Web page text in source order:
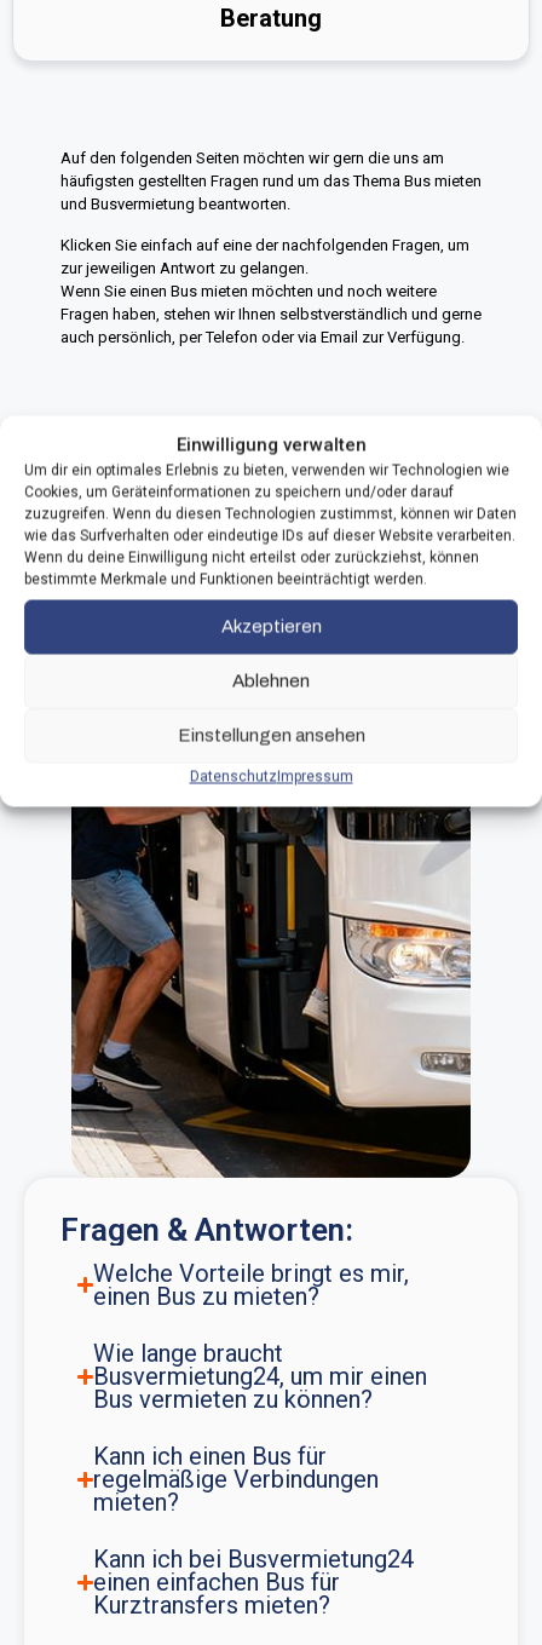
Einwilligung verwalten
Um dir ein optimales Erlebnis zu bieten, verwenden wir Technologien wie
Cookies, um Geräteinformationen zu speichern und/oder darauf
zuzugreifen. Wenn du diesen Technologien zustimmst, können wir Daten
wie das Surfverhalten oder eindeutige IDs auf dieser Website verarbeiten.
Wenn du deine Einwilligung nicht erteilst oder zurückziehst, können
bestimmte Merkmale und Funktionen beeinträchtigt werden.
Akzeptieren
Ablehnen
Einstellungen ansehen
DatenschutzImpressum
Beratung
Auf den folgenden Seiten möchten wir gern die uns am
häufigsten gestellten Fragen rund um das Thema Bus mieten
und Busvermietung beantworten.
Klicken Sie einfach auf eine der nachfolgenden Fragen, um
zur jeweiligen Antwort zu gelangen.
Wenn Sie einen Bus mieten möchten und noch weitere
Fragen haben, stehen wir Ihnen selbstverständlich und gerne
auch persönlich, per Telefon oder via Email zur Verfügung.
Fragen & Antworten:
Welche Vorteile bringt es mir,
einen Bus zu mieten?
Wie lange braucht
Busvermietung24, um mir einen
Bus vermieten zu können?
Kann ich einen Bus für
regelmäßige Verbindungen
mieten?
Kann ich bei Busvermietung24
einen einfachen Bus für
Kurztransfers mieten?